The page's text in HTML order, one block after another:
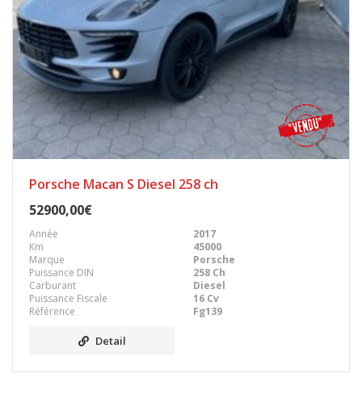
Porsche Macan S Diesel 258 ch
52900,00€
Année
2017
Km
45000
Marque
Porsche
Puissance DIN
258 Ch
Carburant
Diesel
Puissance Fiscale
16 Cv
Référence
Fg139
Detail